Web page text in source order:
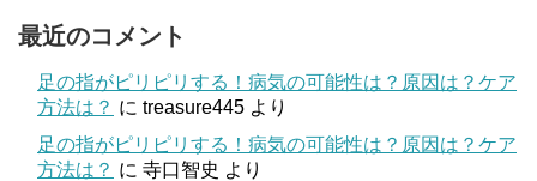
最近のコメント
足の指がピリピリする！病気の可能性は？原因は？ケア
方法は？ に treasure445 より
足の指がピリピリする！病気の可能性は？原因は？ケア
方法は？ に 寺口智史 より